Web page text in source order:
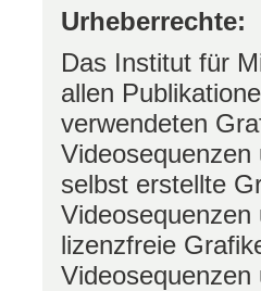
Urheberrechte:
Das Institut für
allen
verwendeten
selbst erstellte
lizenzfreie